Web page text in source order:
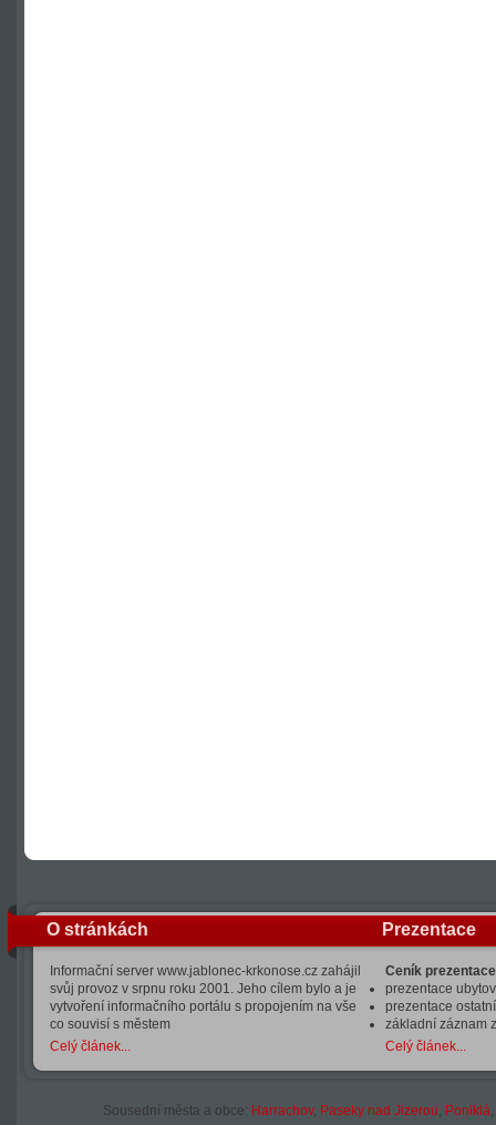
O stránkách
Informační server www.jablonec-krkonose.cz zahájil
svůj provoz v srpnu roku 2001. Jeho cílem bylo a je
vytvoření informačního portálu s propojením na vše
co souvisí s městem
Celý článek...
Prezentace
Ceník
prezentace
prezentace
základní záznam
Celý článek...
Sousední města a obce: Harrachov, Paseky nad Jizerou, Poniklá,